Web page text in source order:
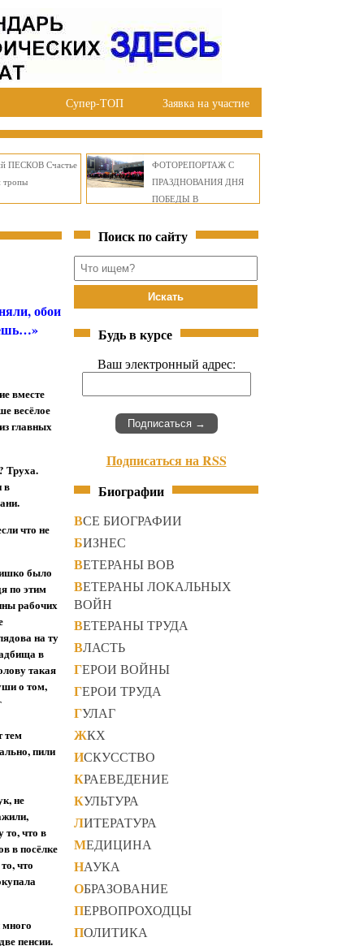
Супер-ТОП Заявка на участие
ПЕСКОВ Счастье
тропы
ФОТОРЕПОРТАЖ С
ПРАЗДНОВАНИЯ ДНЯ
ПОБЕДЫ В
ОКРУГЕ БРАТСКА
обои
вместе
весёлое
главных
Труха.
в
что не
было
по этим
рабочих
на ту
в
такая
о том,
тем
пили
не
что в
в посёлке
что
пенсии.
Поиск по сайту
Будь в курсе
Ваш электронный адрес:
Подписаться на RSS
Биографии
ВСЕ БИОГРАФИИ
БИЗНЕС
ВЕТЕРАНЫ ВОВ
ВЕТЕРАНЫ ЛОКАЛЬНЫХ
ВОЙН
ВЕТЕРАНЫ ТРУДА
ВЛАСТЬ
ГЕРОИ ВОЙНЫ
ГЕРОИ ТРУДА
ГУЛАГ
ЖКХ
ИСКУССТВО
КРАЕВЕДЕНИЕ
КУЛЬТУРА
ЛИТЕРАТУРА
МЕДИЦИНА
НАУКА
ОБРАЗОВАНИЕ
ПЕРВОПРОХОДЦЫ
ПОЛИТИКА